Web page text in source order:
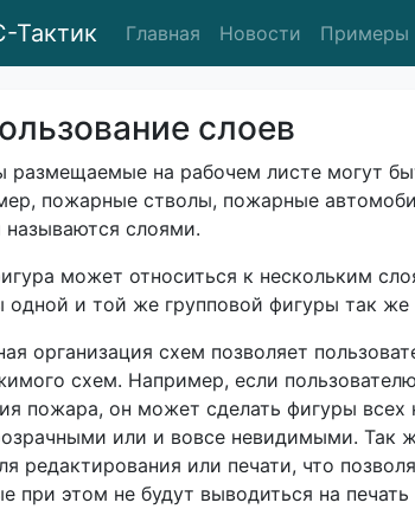
Тактик Главная Новости Примеры
слоев
размещаемые на рабочем листе могут
пожарные стволы, пожарные
называются слоями.
может относиться к нескольким
одной и той же групповой фигуры так
организация схем позволяет
схем. Например, если
пожара, он может сделать фигуры
или и вовсе невидимыми. Так
редактирования или печати, что
при этом не будут выводиться на